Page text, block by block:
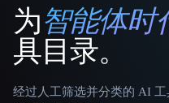
That AI Collection
为智能体时
具目录。
经过人工筛选并分类的 AI